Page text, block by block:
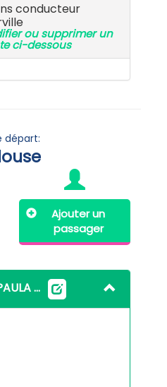
conducteur
ou supprimer un
ci-dessous
départ:
Ajouter un
passager
Voiture de PAULA SEGUI VERA